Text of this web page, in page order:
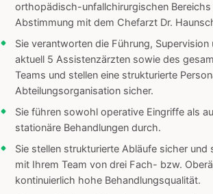
orthopädisch-unfallchirurgischen
Abstimmung mit dem Chefarzt Dr.
Sie verantworten die Führung,
aktuell 5 Assistenzärzten sowie des
Teams und stellen eine strukturierte
Abteilungsorganisation sicher.
Sie führen sowohl operative Eingriffe als
stationäre Behandlungen durch.
Sie stellen strukturierte Abläufe sicher und
mit Ihrem Team von drei Fach- bzw.
kontinuierlich hohe Behandlungsqualität.